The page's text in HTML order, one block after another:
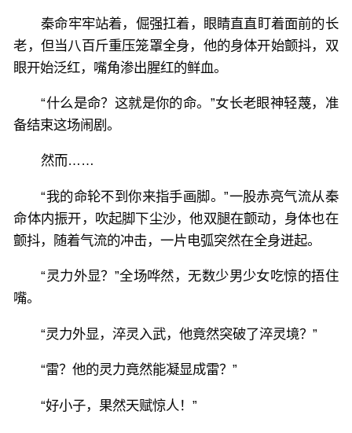
秦命牢牢站着，倔强扛着，眼睛直直盯着面前的长
老，但当八百斤重压笼罩全身，他的身体开始颤抖，双
眼开始泛红，嘴角渗出腥红的鲜血。
“什么是命？这就是你的命。”女长老眼神轻蔑，准
备结束这场闹剧。
然而……
“我的命轮不到你来指手画脚。”一股赤亮气流从秦
命体内振开，吹起脚下尘沙，他双腿在颤动，身体也在
颤抖，随着气流的冲击，一片电弧突然在全身迸起。
“灵力外显？”全场哗然，无数少男少女吃惊的捂住
嘴。
“灵力外显，淬灵入武，他竟然突破了淬灵境？”
“雷？他的灵力竟然能凝显成雷？”
“好小子，果然天赋惊人！”